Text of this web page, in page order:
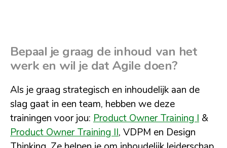
Bepaal je graag de inhoud van het
werk en wil je dat Agile doen?
Als je graag strategisch en inhoudelijk aan de
slag gaat in een team, hebben we deze
trainingen voor jou: Product Owner Training I &
Product Owner Training II, VDPM en Design